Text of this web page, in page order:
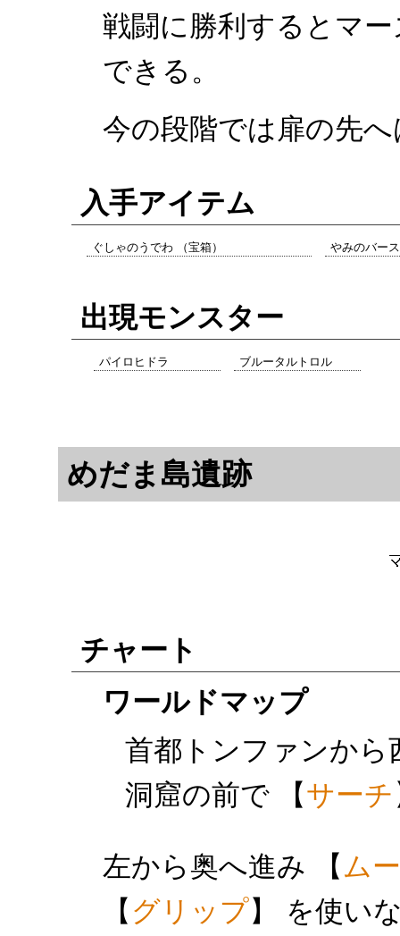
戦闘に勝利するとマ
できる。
今の段階では扉の先
入手アイテム
ぐしゃのうでわ （宝箱） やみのバー
出現モンスター
パイロヒドラ ブルータルトロル
めだま島遺跡
チャート
ワールドマップ
首都トンファンから
洞窟の前で 【サーチ
左から奥へ進み 【ム
【 グリップ】 を使い